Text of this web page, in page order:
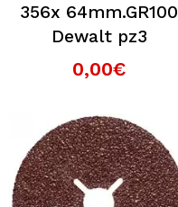
356x 64mm.GR100
Dewalt pz3
0,00€